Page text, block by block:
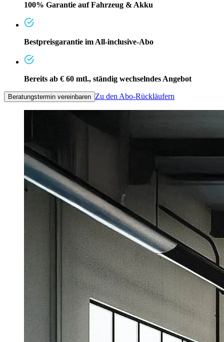
100% Garantie auf Fahrzeug & Akku
Bestpreisgarantie im All-inclusive-Abo
Bereits ab € 60 mtl., ständig wechselndes Angebot
Beratungstermin vereinbaren Zu den Abo-Rückläufern